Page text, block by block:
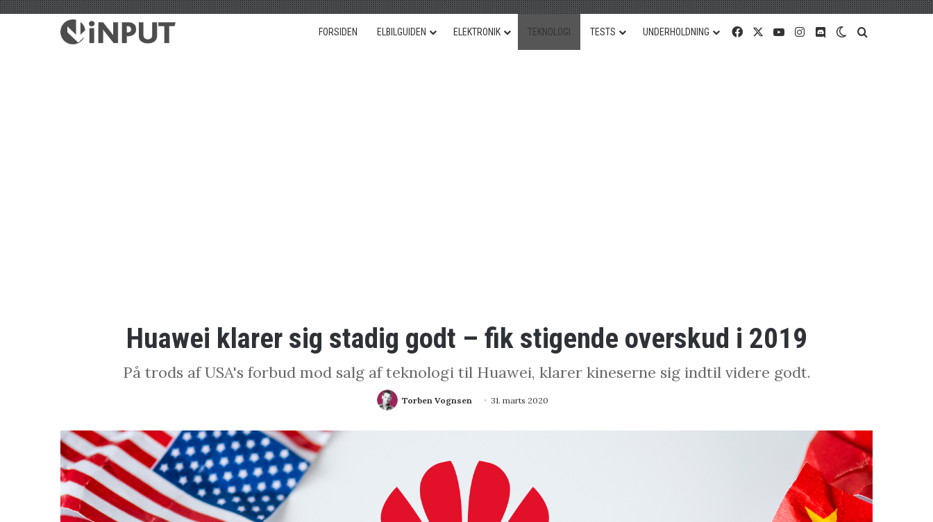
FORSIDEN ELBILGUIDEN ELEKTRONIK TEKNOLOGI TESTS UNDERHOLDNING FacebookYouTubeInstagram
DiscordSwitch skin
Huawei klarer sig stadig godt – fik stigende overskud i 2019
På trods af USA's forbud mod salg af teknologi til Huawei, klarer kineserne sig indtil videre godt.
Torben Vognsen 31. marts 2020